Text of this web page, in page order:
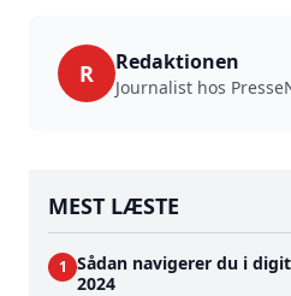
R Redaktionen
Journalist hos
MEST LÆSTE
1 Sådan navigerer du i
2024